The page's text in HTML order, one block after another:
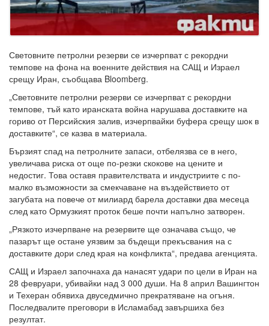
Световните петролни резерви се изчерпват с рекордни
темпове на фона на военните действия на САЩ и Израел
срещу Иран, съобщава Bloomberg.
„Световните петролни резерви се изчерпват с рекордни
темпове, тъй като иранската война нарушава доставките на
гориво от Персийския залив, изчерпвайки буфера срещу шок в
доставките“, се казва в материала.
Бързият спад на петролните запаси, отбелязва се в него,
увеличава риска от още по-резки скокове на цените и
недостиг. Това оставя правителствата и индустриите с по-
малко възможности за смекчаване на въздействието от
загубата на повече от милиард барела доставки два месеца
след като Ормузкият проток беше почти напълно затворен.
„Рязкото изчерпване на резервите ще означава също, че
пазарът ще остане уязвим за бъдещи прекъсвания на с
доставките дори след края на конфликта“, предава агенцията.
САЩ и Израел започнаха да нанасят удари по цели в Иран на
28 февруари, убивайки над 3 000 души. На 8 април Вашингтон
и Техеран обявиха двуседмично прекратяване на огъня.
Последвалите преговори в Исламабад завършиха без
резултат.